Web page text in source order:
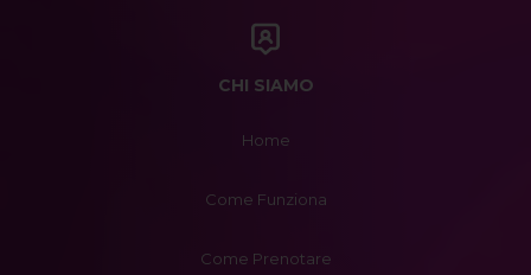
CHI SIAMO
Home
Come Funziona
Come Prenotare